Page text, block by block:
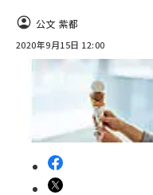
公文 紫都
2020年9月15日 12:00